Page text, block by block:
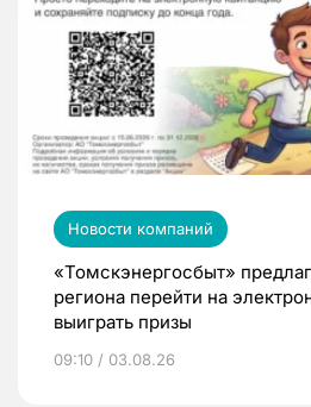
Новости компаний
«Томскэнергосбыт»
региона перейти на
выиграть призы
09:10 / 03.08.26